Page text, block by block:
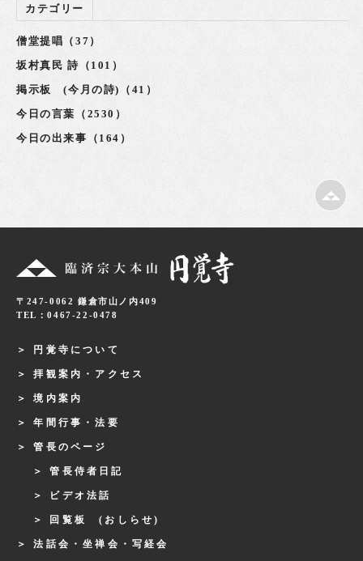
カテゴリー
僧堂提唱（37）
坂村真民 詩（101）
掲示板 (今月の詩)（41）
今日の言葉（2530）
今日の出来事（164）
〒247-0062 鎌倉市山ノ内409
TEL：0467-22-0478
円覚寺について
拝観案内・アクセス
境内案内
年間行事・法要
管長のページ
管長侍者日記
ビデオ法話
回覧板 (おしらせ)
法話会・坐禅会・写経会